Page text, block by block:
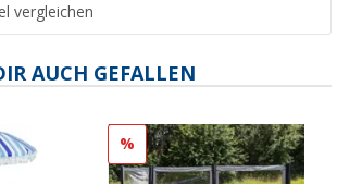
vergleichen
AUCH GEFALLEN
%